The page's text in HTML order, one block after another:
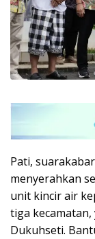
Pati,
menyerahkan
unit kincir air
tiga
Dukuhseti.